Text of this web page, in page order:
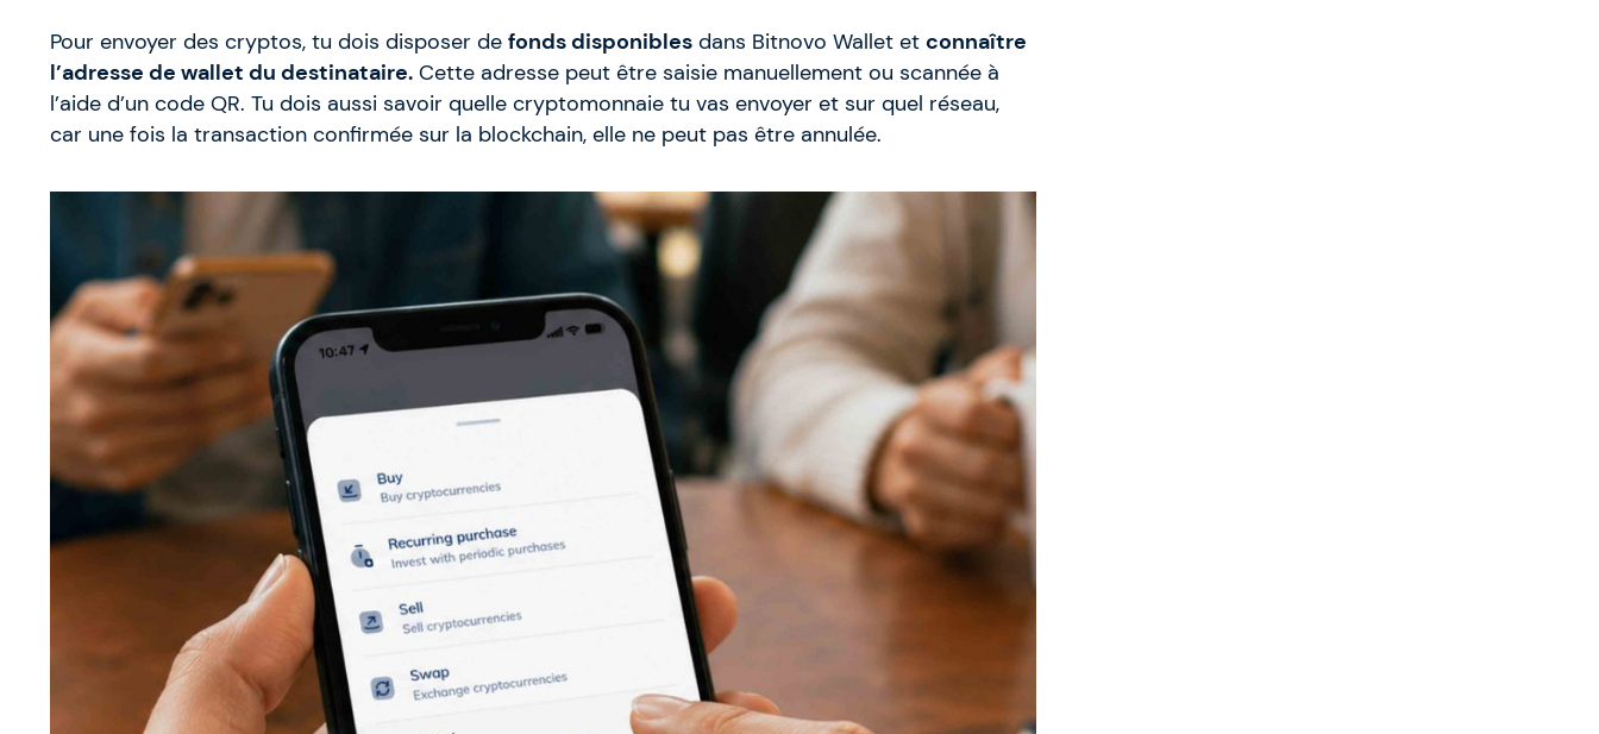
Pour envoyer des cryptos, tu dois disposer de fonds disponibles dans Bitnovo Wallet et connaître
l’adresse de wallet du destinataire. Cette adresse peut être saisie manuellement ou scannée à
l’aide d’un code QR. Tu dois aussi savoir quelle cryptomonnaie tu vas envoyer et sur quel réseau,
car une fois la transaction confirmée sur la blockchain, elle ne peut pas être annulée.